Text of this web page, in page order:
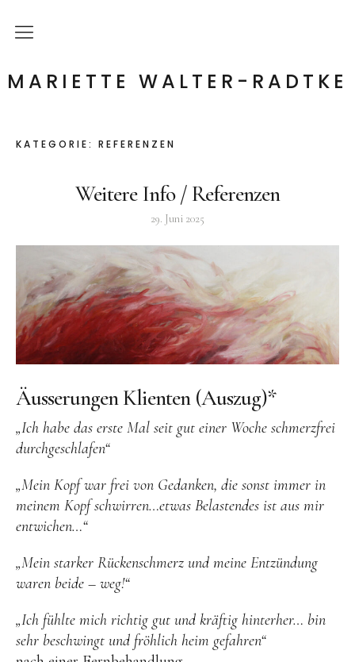
MARIETTE WALTER-RADTKE
Startseite
Kontakt
KATEGORIE: REFERENZEN
Weitere Info / Referenzen
29. Juni 2025
Äusserungen Klienten (Auszug)*
„Ich habe das erste Mal seit gut einer Woche schmerzfrei
durchgeschlafen“
„Mein Kopf war frei von Gedanken, die sonst immer in
meinem Kopf schwirren…etwas Belastendes ist aus mir
entwichen…“
„Mein starker Rückenschmerz und meine Entzündung
waren beide – weg!“
„Ich fühlte mich richtig gut und kräftig hinterher… bin
sehr beschwingt und fröhlich heim gefahren“